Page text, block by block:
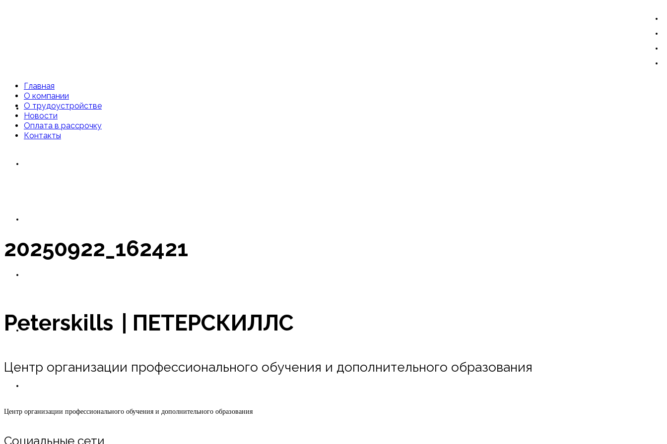
Главная
Оплата в рассрочку
Главная
О компании
О трудоустройстве
Новости
Оплата в рассрочку
Контакты
20250922_162421
Peterskills | ПЕТЕРСКИЛЛС
Центр организации профессионального обучения и дополнительного образования
Центр организации профессионального обучения и дополнительного образования
Социальные сети